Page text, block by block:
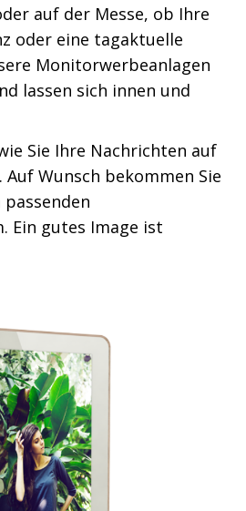
auf der Messe, ob Ihre
oder eine tagaktuelle
Monitorwerbeanlagen
lassen sich innen und
Sie Ihre Nachrichten auf
Wunsch bekommen Sie
Ein gutes Image ist